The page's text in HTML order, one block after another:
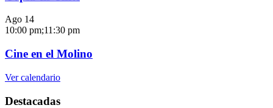
Ago 14
10:00 pm;11:30 pm
Cine en el Molino
Ver calendario
Destacadas